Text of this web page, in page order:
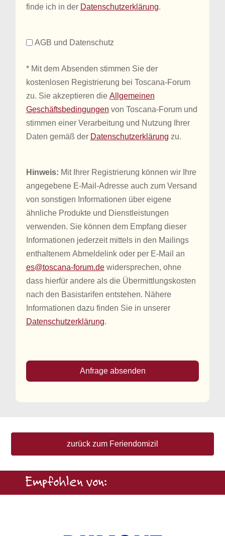
finde ich in der Datenschutzerklärung.
AGB und Datenschutz
* Mit dem Absenden stimmen Sie der
kostenlosen Registrierung bei Toscana-Forum
zu. Sie akzeptieren die Allgemeinen
Geschäftsbedingungen von Toscana-Forum und
stimmen einer Verarbeitung und Nutzung Ihrer
Daten gemäß der Datenschutzerklärung zu.
Hinweis: Mit Ihrer Registrierung können wir Ihre
angegebene E-Mail-Adresse auch zum Versand
von sonstigen Informationen über eigene
ähnliche Produkte und Dienstleistungen
verwenden. Sie können dem Empfang dieser
Informationen jederzeit mittels in den Mailings
enthaltenem Abmeldelink oder per E-Mail an
es@toscana-forum.dewidersprechen, ohne
dass hierfür andere als die Übermittlungskosten
nach den Basistarifen entstehen. Nähere
Informationen dazu finden Sie in unserer
Datenschutzerklärung.
Anfrage absenden
zurück zum Feriendomizil
Empfohlen von: